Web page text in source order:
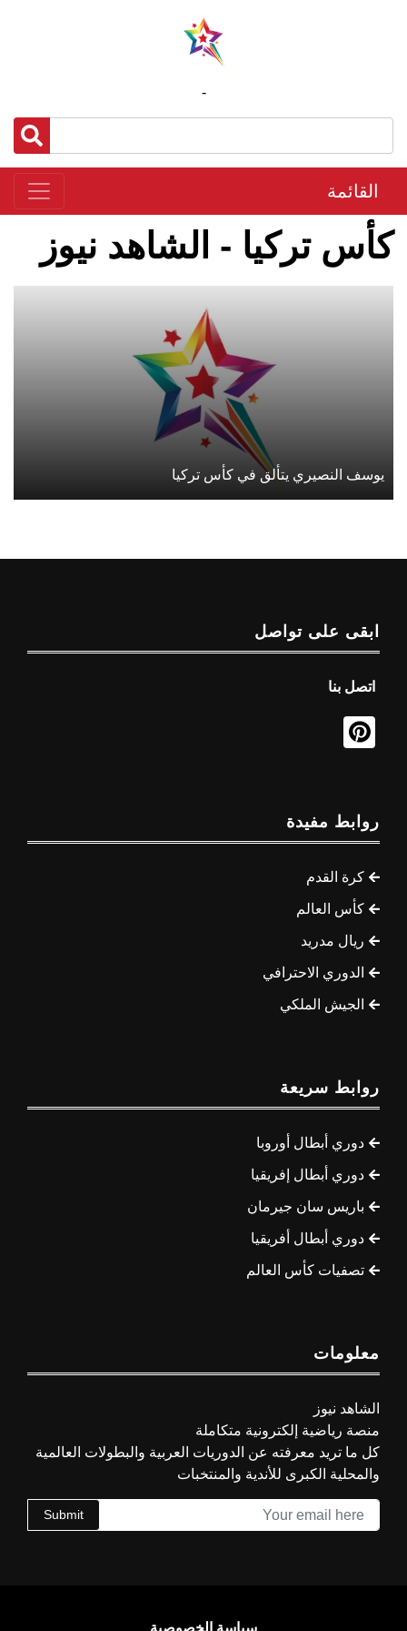
-
القائمة
كأس تركيا - الشاهد نيوز
يوسف النصيري يتألق في كأس تركيا
ابقى على تواصل
اتصل بنا
روابط مفيدة
كرة القدم
كأس العالم
ريال مدريد
الدوري الاحترافي
الجيش الملكي
روابط سريعة
دوري أبطال أوروبا
دوري أبطال إفريقيا
باريس سان جيرمان
دوري أبطال أفريقيا
تصفيات كأس العالم
معلومات
الشاهد نيوز
منصة رياضية إلكترونية متكاملة
كل ما تريد معرفته عن الدوريات العربية والبطولات العالمية
والمحلية الكبرى للأندية والمنتخبات
Submit